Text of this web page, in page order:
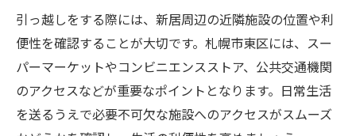
引っ越しをする際には、新居周辺の近隣施設の位置や利
便性を確認することが大切です。札幌市東区には、スー
パーマーケットやコンビニエンスストア、公共交通機関
のアクセスなどが重要なポイントとなります。日常生活
を送るうえで必要不可欠な施設へのアクセスがスムーズ